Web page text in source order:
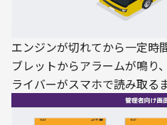
エンジンが切れてから一定時
ブレットからアラームが鳴り
ライバーがスマホで読み取る